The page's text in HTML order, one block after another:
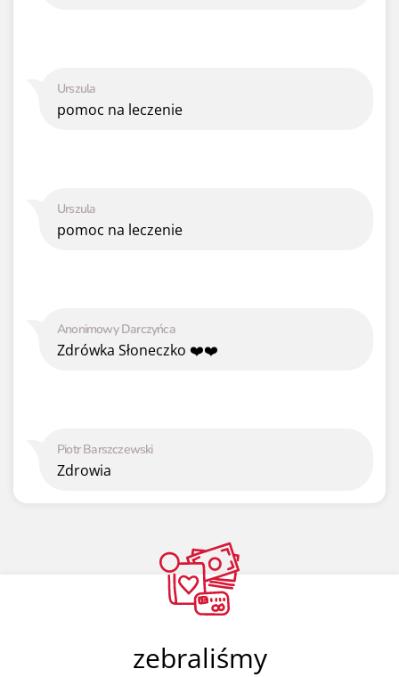
Piotr Barszczewski
Zdrowia
Anonimowy Darczyńca
Zdrówka Słoneczko ❤️❤️
Urszula
pomoc na leczenie
Urszula
pomoc na leczenie
zebraliśmy